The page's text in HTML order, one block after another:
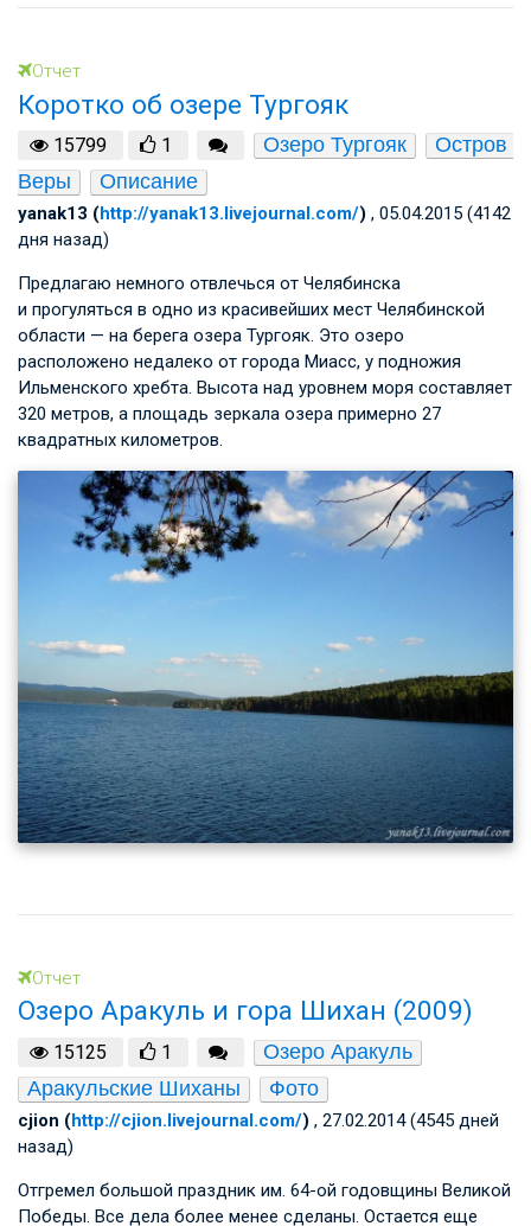
Отчет
Коротко об озере Тургояк
15799 1 Озеро Тургояк
Остров
Веры
Описание
yanak13 (http://yanak13.livejournal.com/) , 05.04.2015 (4142
дня назад)
Предлагаю немного отвлечься от Челябинска
и прогуляться в одно из красивейших мест Челябинской
области — на берега озера Тургояк. Это озеро
расположено недалеко от города Миасс, у подножия
Ильменского хребта. Высота над уровнем моря составляет
320 метров, а площадь зеркала озера примерно 27
квадратных километров.
Отчет
Озеро Аракуль и гора Шихан (2009)
15125 1
Озеро Аракуль
Аракульские Шиханы
Фото
cjion (http://cjion.livejournal.com/) , 27.02.2014 (4545 дней
назад)
Отгремел большой праздник им. 64-ой годовщины Великой
Победы. Все дела более менее сделаны. Остается еще